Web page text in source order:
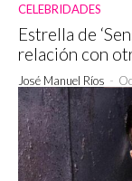
CELEBRIDADES
Estrella de
relación con
José Manuel Ríos -